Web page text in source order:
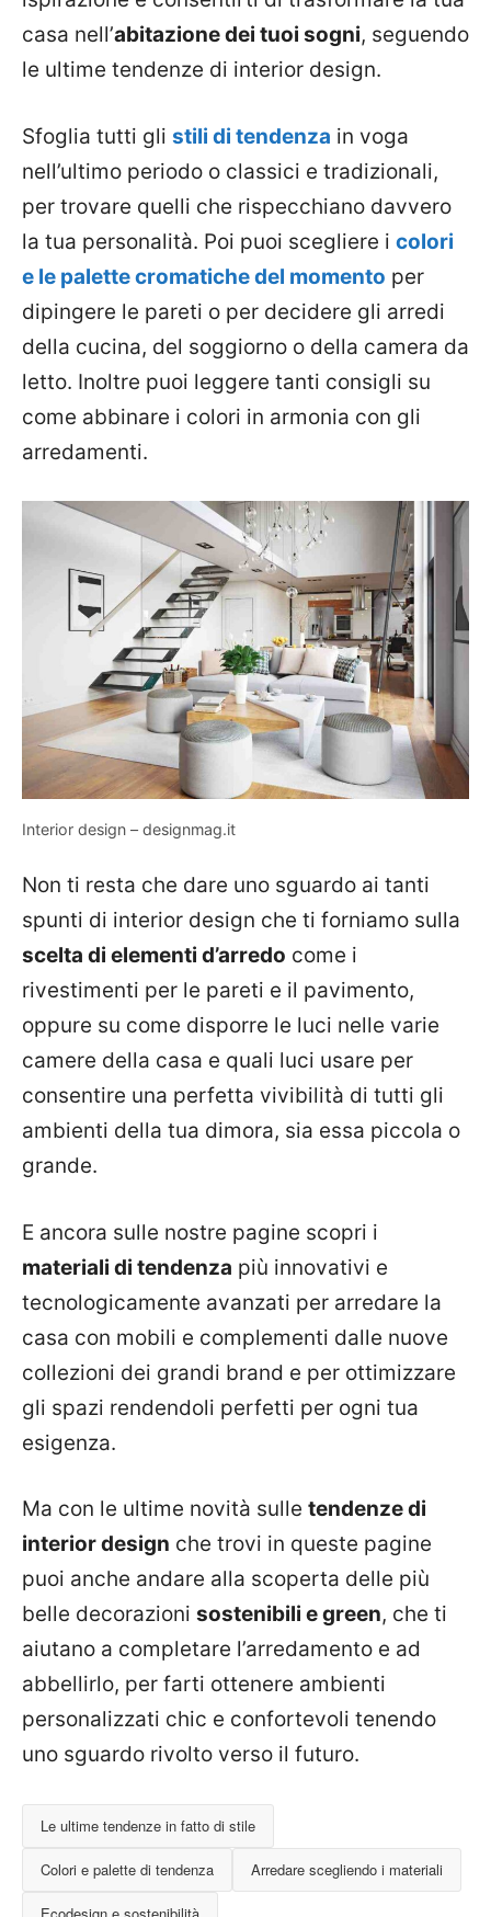
casa nell’abitazione dei tuoi sogni, seguendo
le ultime tendenze di interior design.
Sfoglia tutti gli stili di tendenza in voga
nell’ultimo periodo o classici e tradizionali,
per trovare quelli che rispecchiano davvero
la tua personalità. Poi puoi scegliere i colori
e le palette cromatiche del momento per
dipingere le pareti o per decidere gli arredi
della cucina, del soggiorno o della camera da
letto. Inoltre puoi leggere tanti consigli su
come abbinare i colori in armonia con gli
arredamenti.
Interior design – designmag.it
Non ti resta che dare uno sguardo ai tanti
spunti di interior design che ti forniamo sulla
scelta di elementi d’arredo come i
rivestimenti per le pareti e il pavimento,
oppure su come disporre le luci nelle varie
camere della casa e quali luci usare per
consentire una perfetta vivibilità di tutti gli
ambienti della tua dimora, sia essa piccola o
grande.
E ancora sulle nostre pagine scopri i
materiali di tendenza più innovativi e
tecnologicamente avanzati per arredare la
casa con mobili e complementi dalle nuove
collezioni dei grandi brand e per ottimizzare
gli spazi rendendoli perfetti per ogni tua
esigenza.
Ma con le ultime novità sulle tendenze di
interior design che trovi in queste pagine
puoi anche andare alla scoperta delle più
belle decorazioni sostenibili e green, che ti
aiutano a completare l’arredamento e ad
abbellirlo, per farti ottenere ambienti
personalizzati chic e confortevoli tenendo
uno sguardo rivolto verso il futuro.
Le ultime tendenze in fatto di stile
Colori e palette di tendenza Arredare scegliendo i materiali